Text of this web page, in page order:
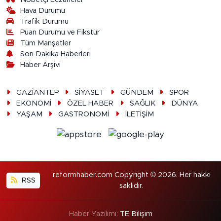
Hava Durumu
Trafik Durumu
Puan Durumu ve Fikstür
Tüm Manşetler
Son Dakika Haberleri
Haber Arşivi
GAZİANTEP SİYASET GÜNDEM
SPOR
EKONOMİ
ÖZEL HABER SAĞLIK
DÜNYA
YAŞAM
GASTRONOMİ İLETİŞİM
RSS
reformhaber.com Copyright © 2026. Her hakkı
saklıdır.
Haber Yazılımı: TE Bilişim